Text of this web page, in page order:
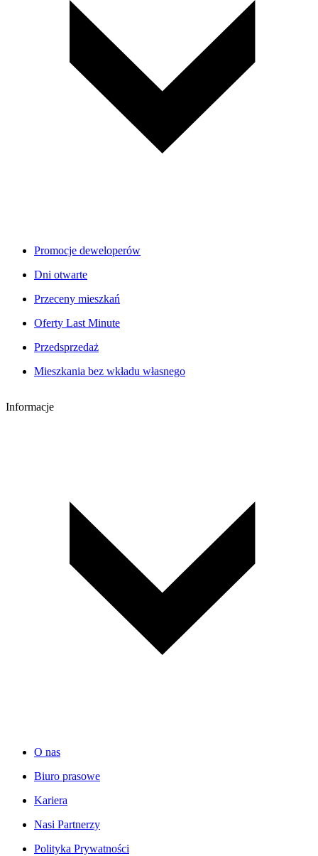
Promocje deweloperów
Dni otwarte
Przeceny mieszkań
Oferty Last Minute
Przedsprzedaż
Mieszkania bez wkładu własnego
Informacje
O nas
Biuro prasowe
Kariera
Nasi Partnerzy
Polityka Prywatności